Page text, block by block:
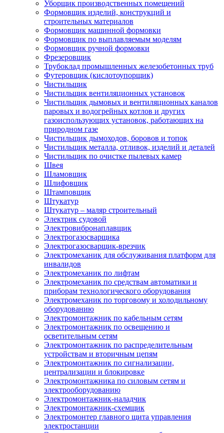
Уборщик производственных помещений
Формовщик изделий, конструкций и
строительных материалов
Формовщик машинной формовки
Формовщик по выплавляемым моделям
Формовщик ручной формовки
Фрезеровщик
Трубоклад промышленных железобетонных труб
Футеровщик (кислотоупорщик)
Чистильщик
Чистильщик вентиляционных установок
Чистильщик дымовых и вентиляционных каналов
паровых и водогрейных котлов и других
газоиспользующих установок, работающих на
природном газе
Чистильщик дымоходов, боровов и топок
Чистильщик металла, отливок, изделий и деталей
Чистильщик по очистке пылевых камер
Швея
Шламовщик
Шлифовщик
Штамповщик
Штукатур
Штукатур – маляр строительный
Электрик судовой
Электровибронаплавщик
Электрогазосварщика
Электрогазосварщик-врезчик
Электромеханик для обслуживания платформ для
инвалидов
Электромеханик по лифтам
Электромеханик по средствам автоматики и
приборам технологического оборудования
Электромеханик по торговому и холодильному
оборудованию
Электромонтажник по кабельным сетям
Электромонтажник по освещению и
осветительным сетям
Электромонтажник по распределительным
устройствам и вторичным цепям
Электромонтажник по сигнализации,
централизации и блокировке
Электромонтажника по силовым сетям и
электрооборудованию
Электромонтажник-наладчик
Электромонтажник-схемщик
Электромонтер главного щита управления
электростанции